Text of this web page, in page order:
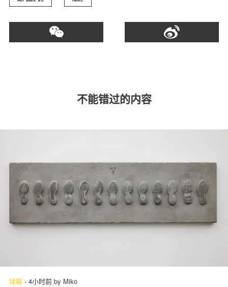
不能错过的内容
球鞋 - 4小时前 by Miko